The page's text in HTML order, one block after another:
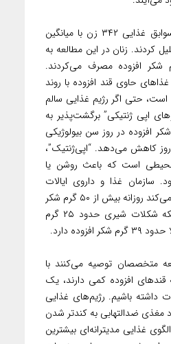
برای این مطالعه، محققان سوابق غذایی ۳۴۲ زن با میانگین
کردند. زنان در این مطالعه به
​​روزانه ۶۱ گرم شکر افزوده مصرف می‌کردند.
حاوی قند افزوده با روند
حتی اگر رژیم غذایی سالم
اپی ژنتیکی” برگشت‌پذیر به
حذف ۱۰ گرم شکر افزوده در روز سن بیولوژیکی
را در طول زمان، ۲ ماه و ۴ روز کاهش می‌دهد. “اپی‌ژنتیک”،
است که باعث روشن یا
غذا و داروی ایالات
متحده به بزرگسالان توصیه می‌کند روزانه بیش از ۵۰ گرم شکر
افزوده مصرف نکنند. یک تکه شکلات شیری حدود ۲۵ گرم
دارد.
متخصصان توصیه می‌کنند با
افزوده کمی دارند، یک
داشته باشیم. رژیم‌های غذایی
مغذی ضدالتهابی به کندتر شدن
غذایی مدیترانه‌ای بیشترین